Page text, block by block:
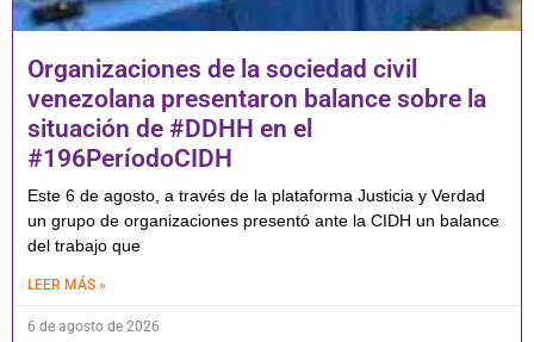
Organizaciones de la sociedad civil
venezolana presentaron balance sobre la
situación de #DDHH en el
#196PeríodoCIDH
Este 6 de agosto, a través de la plataforma Justicia y Verdad
un grupo de organizaciones presentó ante la CIDH un balance
del trabajo que
LEER MÁS »
6 de agosto de 2026